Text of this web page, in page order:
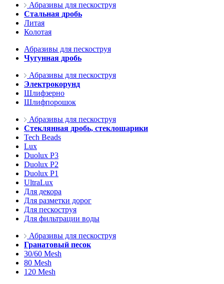
Абразивы для пескоструя
Стальная дробь
Литая
Колотая
Абразивы для пескоструя
Чугунная дробь
Абразивы для пескоструя
Электрокорунд
Шлифзерно
Шлифпорошок
Абразивы для пескоструя
Стеклянная дробь, стеклошарики
Tech Beads
Lux
Duolux P3
Duolux P2
Duolux P1
UltraLux
Для декора
Для разметки дорог
Для пескоструя
Для фильтрации воды
Абразивы для пескоструя
Гранатовый песок
30/60 Mesh
80 Mesh
120 Mesh